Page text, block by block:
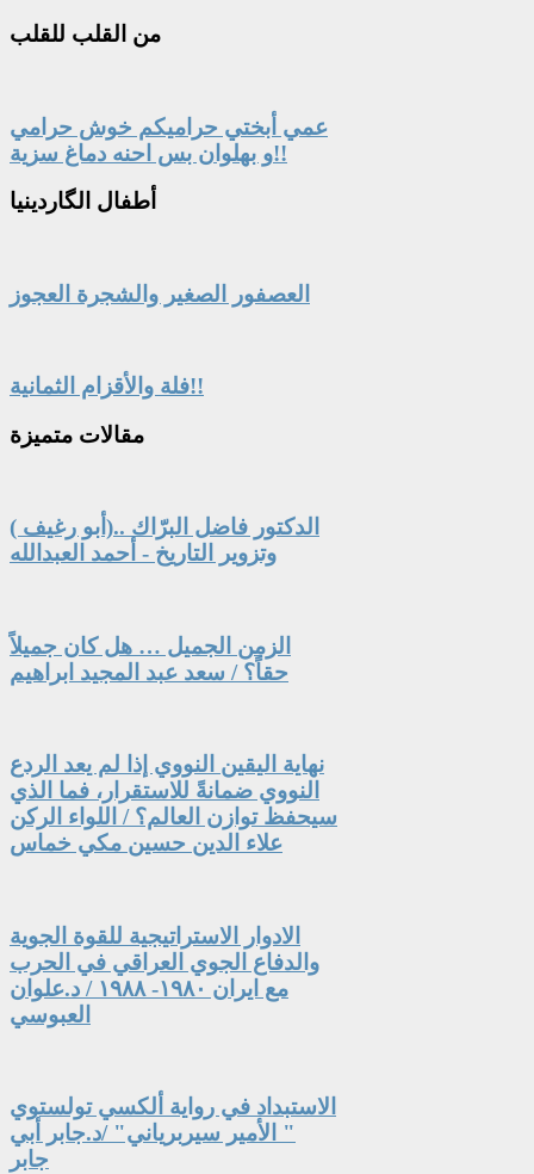
من القلب للقلب
عمي أبختي حراميكم خوش حرامي
و بهلوان بس احنه دماغ سزية!!
أطفال الگاردينيا
العصفور الصغير والشجرة العجوز
فلة والأقزام الثمانية!!
مقالات متميزة
الدكتور فاضل البرّاك ..(أبو رغيف )
وتزوير التاريخ - أحمد العبدالله
الزمن الجميل … هل كان جميلاً
حقاً؟ / سعد عبد المجيد ابراهيم
نهاية اليقين النووي إذا لم يعد الردع
النووي ضمانةً للاستقرار، فما الذي
سيحفظ توازن العالم؟ / اللواء الركن
علاء الدين حسين مكي خماس
الادوار الاستراتيجية للقوة الجوية
والدفاع الجوي العراقي في الحرب
مع ايران ١٩٨٠- ١٩٨٨ / د.علوان
العبوسي
الاستبداد في رواية ألكسي تولستوي
" الأمير سيربرياني" /د.جابر أبي
جابر